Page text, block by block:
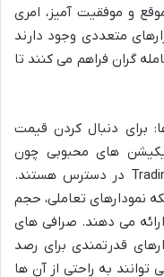
و موفقیت آمیز، امری
متعددی وجود دارند
گران فراهم می کنند تا
برای دنبال کردن قیمت
های محبوبی چون
CoinMarketCap، CoinGecko و TradingView در دسترس هستند.
نمودارهای تعاملی، حجم
می دهند. صرافی های
قدرتمندی برای رصد
توانند به راحتی از آن ها